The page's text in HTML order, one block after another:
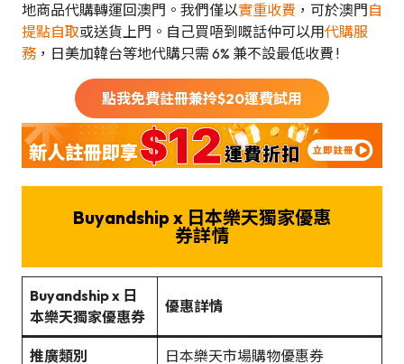
地商品代購轉運回澳門。我們僅以實重收費 ，可於澳門自
提點自取或送貨上門。自己買唔到嘅話仲可以用代購服
務 ，日美加韓台等地代購只需 6% 兼不設最低收費 !
點我免費註冊兼拎$20運費試用
Buyandship x 日本樂天獨家優惠
券詳情
Buyandship x 日
本樂天獨家優惠券
優惠詳情
推廣類別 日本樂天市場購物優惠券